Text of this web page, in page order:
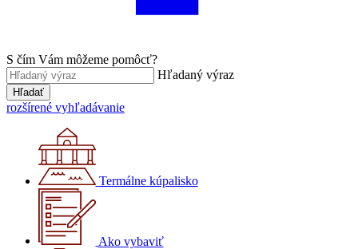
S čím Vám môžeme pomôcť?
Hľadaný výraz
Hľadať
rozšírené vyhľadávanie
Termálne kúpalisko
Ako vybaviť